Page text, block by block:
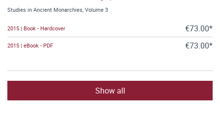
Studies in Ancient Monarchies, Volume 3
2015 | Book - Hardcover €73.00*
2015 | eBook - PDF €73.00*
Show all